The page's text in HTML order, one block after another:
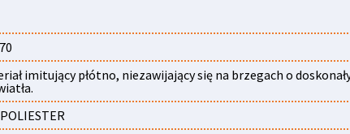
imitujący płótno, niezawijający się na brzegach o